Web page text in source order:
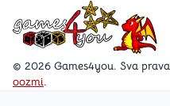
Games4you logo
© 2026 Games4you. Sva
oozmi.